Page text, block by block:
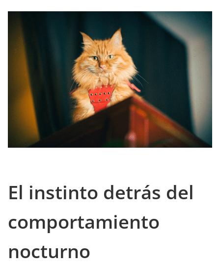
El instinto detrás del
comportamiento
nocturno